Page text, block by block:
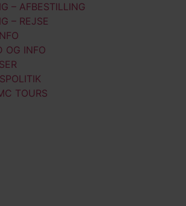
– AFBESTILLING
– REJSE
OG INFO
TOURS